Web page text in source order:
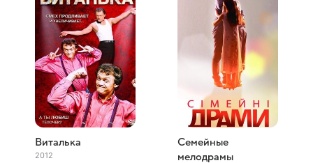
Виталька
2012
Семейные
мелодрамы